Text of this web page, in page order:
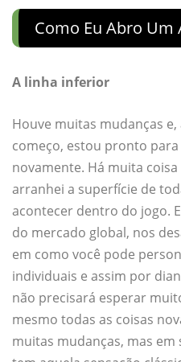
Como Eu Abro Um
A linha inferior
Houve muitas mudanças
começo, estou pronto
novamente. Há muita
arranhei a superfície de
acontecer dentro do jogo.
do mercado global, nos
em como você pode
individuais e assim por
não precisará esperar
mesmo todas as coisas
muitas mudanças, mas em